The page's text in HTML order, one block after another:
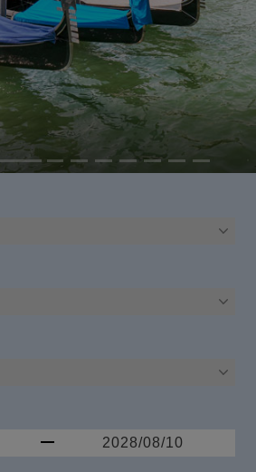
冰島極光 荷比盧花季